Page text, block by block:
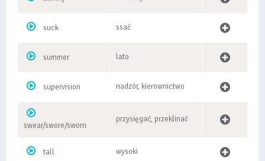
suck ssać
summer lato
supervision nadzór, kierownictwo
swear/swore/sworn
przysięgać, przeklinać
tall wysoki